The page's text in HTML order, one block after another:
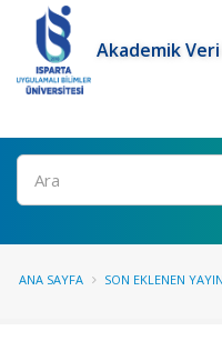
Akademik
Ara
ANA SAYFA SON EKLENEN